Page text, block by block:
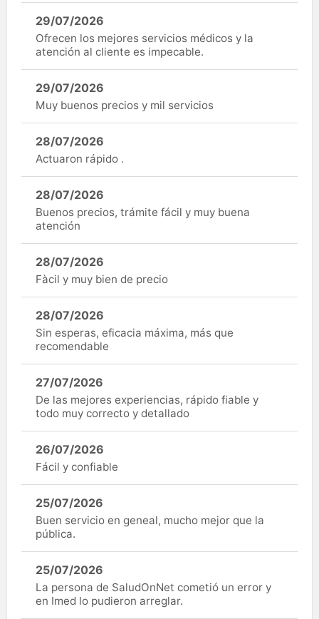
29/07/2026
Ofrecen los mejores servicios médicos y la
atención al cliente es impecable.
29/07/2026
Muy buenos precios y mil servicios
28/07/2026
Actuaron rápido .
28/07/2026
Buenos precios, trámite fácil y muy buena
atención
28/07/2026
Fàcil y muy bien de precio
28/07/2026
Sin esperas, eficacia máxima, más que
recomendable
27/07/2026
De las mejores experiencias, rápido fiable y
todo muy correcto y detallado
26/07/2026
Fácil y confiable
25/07/2026
Buen servicio en geneal, mucho mejor que la
pública.
25/07/2026
La persona de SaludOnNet cometió un error y
en Imed lo pudieron arreglar.